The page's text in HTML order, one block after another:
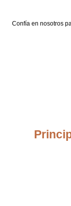
Confía en nosotros